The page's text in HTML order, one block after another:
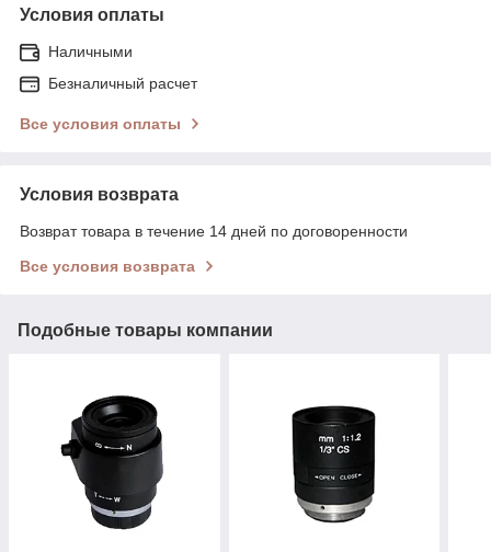
Условия оплаты
Наличными
Безналичный расчет
Все условия оплаты
Условия возврата
Возврат товара в течение 14 дней по договоренности
Все условия возврата
Подобные товары компании